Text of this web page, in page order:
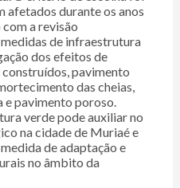
afetados durante os anos
a revisão
de infraestrutura
dos efeitos de
pavimento
das cheias,
e pavimento poroso.
verde pode auxiliar no
na cidade de Muriaé e
de adaptação e
no âmbito da